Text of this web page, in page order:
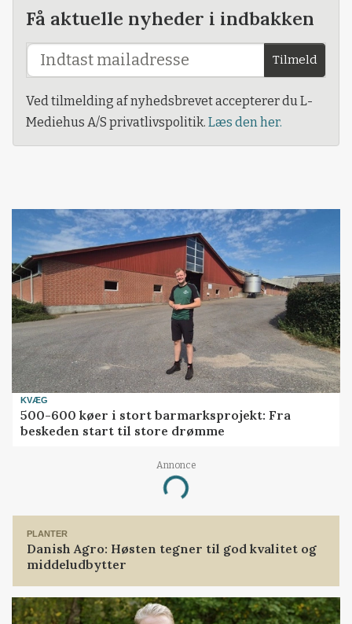
Få aktuelle nyheder i indbakken
Tilmeld
Ved tilmelding af nyhedsbrevet accepterer du L-
Mediehus A/S privatlivspolitik. Læs den her.
KVÆG
500-600 køer i stort barmarksprojekt: Fra
beskeden start til store drømme
Annonce
Loading...
PLANTER
Danish Agro: Høsten tegner til god kvalitet og
middeludbytter